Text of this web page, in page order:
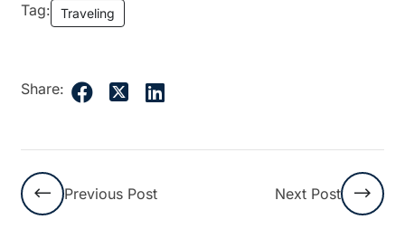
Tag: Traveling
Share:
Previous Post Next Post